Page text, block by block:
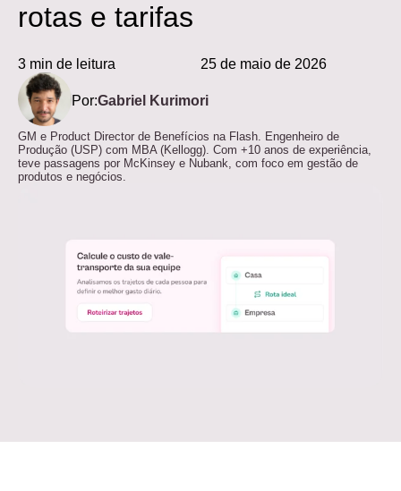
rotas e tarifas
3 min de leitura 25 de maio de 2026
Por:Gabriel Kurimori
GM e Product Director de Benefícios na Flash. Engenheiro de
Produção (USP) com MBA (Kellogg). Com +10 anos de experiência,
teve passagens por McKinsey e Nubank, com foco em gestão de
produtos e negócios.